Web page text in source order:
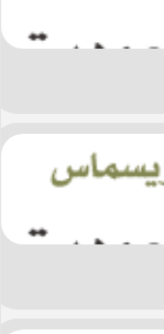
[النساء:59].